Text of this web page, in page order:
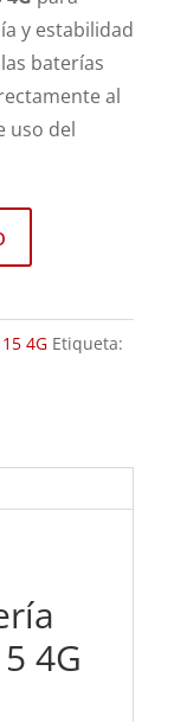
y estabilidad
baterías
al
uso del
4G Etiqueta:
4G